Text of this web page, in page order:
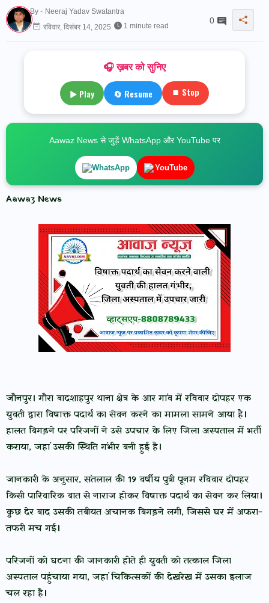
By - Neeraj Yadav Swatantra
रविवार, दिसंबर 14, 2025
1 minute read
0
🎧 ख़बर को सुनिए
▶ Play 🔄 Resume ⏹ Stop
Aawaz News से जुड़ें WhatsApp और YouTube पर
WhatsApp YouTube
Aawaz News
जौनपुर। गौरा बादशाहपुर थाना क्षेत्र के आर गांव में रविवार दोपहर एक
युवती द्वारा विषाक्त पदार्थ का सेवन करने का मामला सामने आया है।
हालत बिगड़ने पर परिजनों ने उसे उपचार के लिए जिला अस्पताल में भर्ती
कराया, जहां उसकी स्थिति गंभीर बनी हुई है।
जानकारी के अनुसार, संतलाल की 19 वर्षीय पुत्री पूनम रविवार दोपहर
किसी पारिवारिक बात से नाराज होकर विषाक्त पदार्थ का सेवन कर लिया।
कुछ देर बाद उसकी तबीयत अचानक बिगड़ने लगी, जिससे घर में अफरा-
तफरी मच गई।
परिजनों को घटना की जानकारी होते ही युवती को तत्काल जिला
अस्पताल पहुंचाया गया, जहां चिकित्सकों की देखरेख में उसका इलाज
चल रहा है।